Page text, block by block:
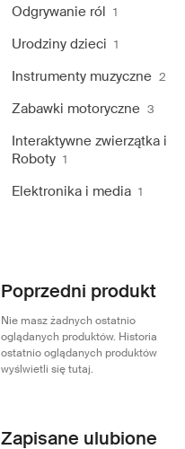
Odgrywanie ról 1
Urodziny dzieci 1
Instrumenty muzyczne 2
Zabawki motoryczne 3
Interaktywne zwierzątka i
Roboty 1
Elektronika i media 1
Poprzedni produkt
Nie masz żadnych ostatnio
oglądanych produktów. Historia
ostatnio oglądanych produktów
wyślwietli się tutaj.
Zapisane ulubione